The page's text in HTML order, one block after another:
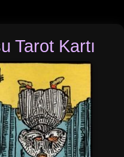
Tarot Kartı